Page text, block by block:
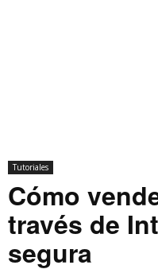
Tutoriales
Cómo
través de
segura